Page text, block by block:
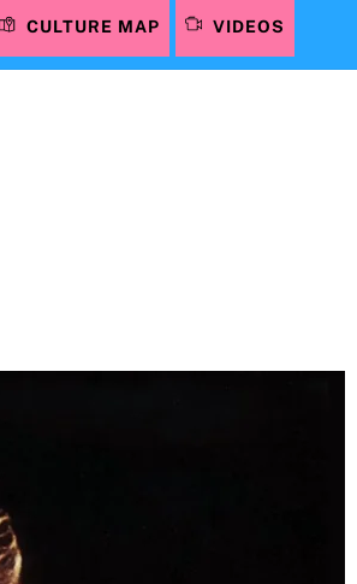
CULTURE MAP VIDEOS